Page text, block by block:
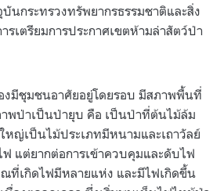
นกระทรวงทรัพยากรธรรมชาติและสิ่ง
รเตรียมการประกาศเขตห้ามล่าสัตว์ป่า
งมีชุมชนอาศัยอยู่โดยรอบ มีสภาพพื้นที่
าพป่าเป็นป่ายุบ คือ เป็นป่าที่ต้นไม้ล้ม
ญ่เป็นไม้ประเภทมีหนามและเถาวัลย์
ฟ แต่ยากต่อการเข้าควบคุมและดับไฟ
ที่เกิดไฟมีหลายแห่ง และมีไฟเกิดขึ้น